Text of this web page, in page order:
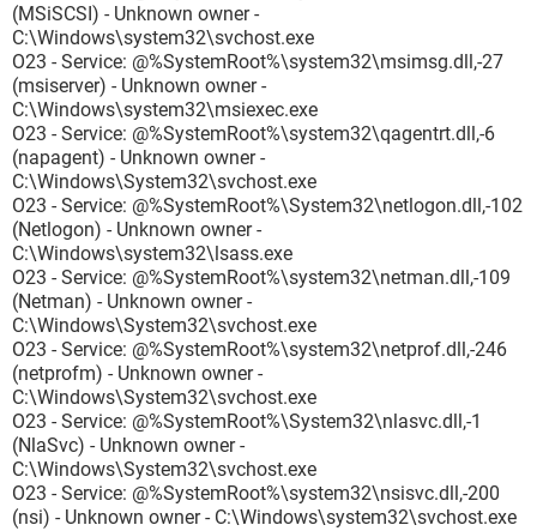
(MSiSCSI) - Unknown owner -
C:\Windows\system32\svchost.exe
O23 - Service: @%SystemRoot%\system32\msimsg.dll,-27
(msiserver) - Unknown owner -
C:\Windows\system32\msiexec.exe
O23 - Service: @%SystemRoot%\system32\qagentrt.dll,-6
(napagent) - Unknown owner -
C:\Windows\System32\svchost.exe
O23 - Service: @%SystemRoot%\System32\netlogon.dll,-102
(Netlogon) - Unknown owner -
C:\Windows\system32\lsass.exe
O23 - Service: @%SystemRoot%\system32\netman.dll,-109
(Netman) - Unknown owner -
C:\Windows\System32\svchost.exe
O23 - Service: @%SystemRoot%\system32\netprof.dll,-246
(netprofm) - Unknown owner -
C:\Windows\System32\svchost.exe
O23 - Service: @%SystemRoot%\System32\nlasvc.dll,-1
(NlaSvc) - Unknown owner -
C:\Windows\System32\svchost.exe
O23 - Service: @%SystemRoot%\system32\nsisvc.dll,-200
(nsi) - Unknown owner - C:\Windows\system32\svchost.exe